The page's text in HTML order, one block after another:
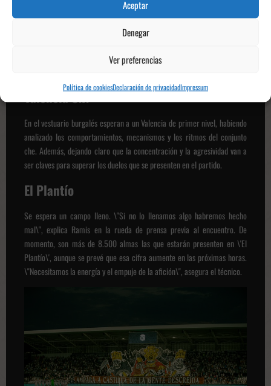
Aceptar
Denegar
Ver preferencias
Política de cookiesDeclaración de privacidadImpressum
La clave del partido es creer en la idea del equipo, cometer pocos
errores y aprovechar los espacios que deje el rival. Teniendo en cuenta el
nivel alto por parte de los dos conjuntos. Por ello, la competitividad está
Valencia C.F.
En el vestuario burgalés esperan a un Valencia de primer nivel, habiendo
analizado los comportamientos, mecanismos y los ritmos del conjunto
che. Además, dejando claro que la concentración y la agresividad van a
ser claves para superar los duelos que se presenten en el partido.
El Plantío
Se espera un campo lleno. \"Si no lo llenamos algo habremos hecho
mal\", explica Ramis en la rueda de prensa previa al encuentro. De
momento, son más de 8.500 almas las que estarán presenten en \'El
Plantío\', aunque se prevé que esa cifra aumente en las próximas horas.
\"Necesitamos la energía y el empuje de la afición\", asegura el técnico.